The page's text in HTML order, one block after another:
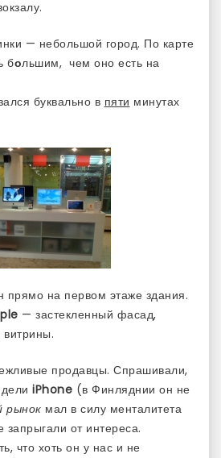
— небольшой город. По карте
большим, чем оно есть на
буквально в пяти минутах
прямо на первом этаже здания.
— застекленный фасад,
продавцы. Спрашивали,
iPhone (в Финляднии он не
рынок мал в силу менталитета
от интереса.
что хоть он у нас и не